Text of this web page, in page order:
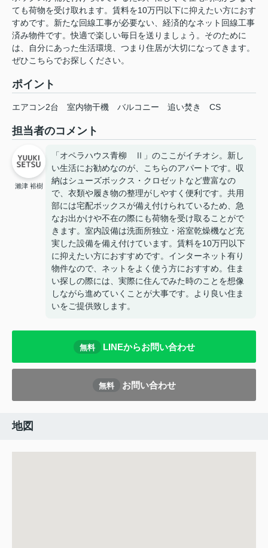
ても荷物を受け取れます。賃料を10万円以下に抑えたい方におす
すめです。新たな回線工事が必要ない、経済的なネット回線工事
済み物件です。快適で楽しい毎日を送りましょう。そのために
は、自分にあった生活環境、つまり住居が大切になってきます。
ぜひこちらでお探しください。
ポイント
エアコン2台 室内物干機 バルコニー 追い焚き CS
担当者のコメント
瀨津 裕樹
「オペラハウス青柳 Ⅱ」のここがイチオシ。新し
い生活にお勧めなのが、こちらのアパートです。収
納はシューズボックス・クロゼットなど豊富なの
で、衣類や履き物の整理がしやすく便利です。共用
部には宅配ボックスが備え付けられているため、急
なお出かけや不在の際にも荷物を受け取ることがで
きます。室内設備は洗面所独立・浴室乾燥機など充
実した設備を備え付けています。賃料を10万円以下
に抑えたい方におすすめです。インターネット有り
物件なので、ネットをよく使う方におすすめ。住ま
い探しの際には、実際に住んでみた時のことを想像
しながら進めていくことが大事です。より良い住ま
いをご提供致します。
無料 LINEからお問い合わせ
無料 お問い合わせ
地図